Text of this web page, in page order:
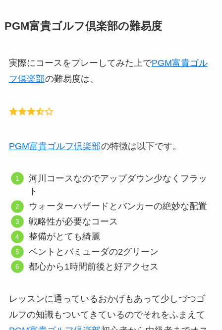
PGM富貴ゴルフ倶楽部の難易度
実際にコースをプレーしてみた上でPGM富貴ゴル
フ倶楽部の難易度は、
PGM富貴ゴルフ倶楽部の特徴は以下です。
河川コースなのでアップダウン少なくフラッ
ト
ウォーターハザードとバンカーの絶妙な配置
戦略性が必要なコース
整備がとても綺麗
ベントとバミューダの2グリーン
都心から1時間前後と好アクセス
レッスンに通っているおかげもあって少しづつゴ
ルフの知識もついてきているのでそれをふまえて